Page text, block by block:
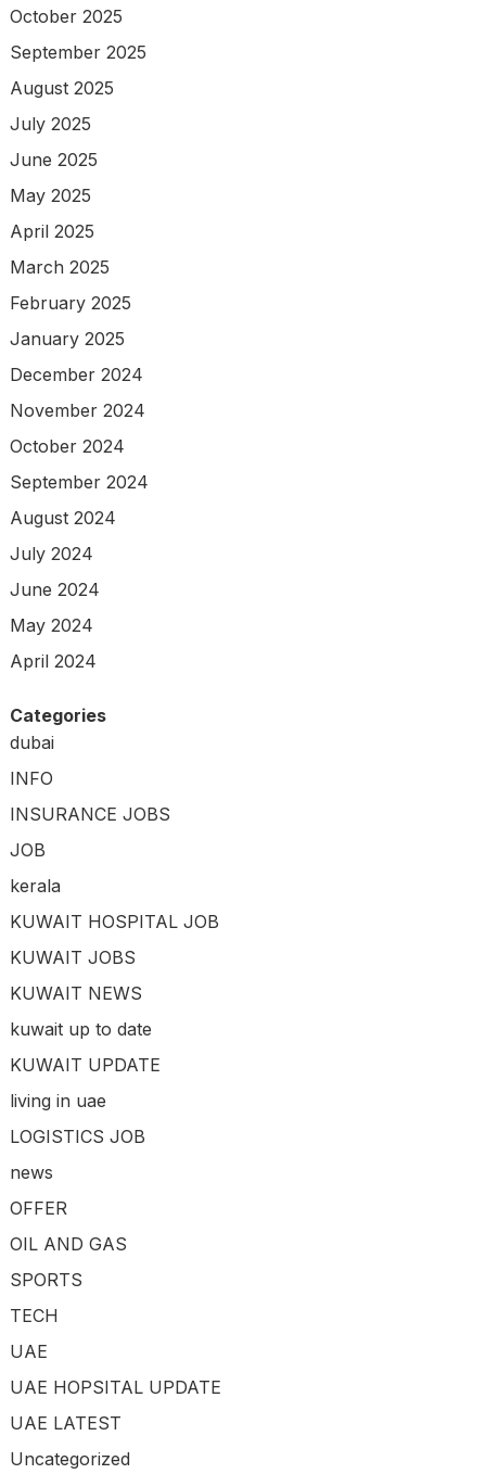
October 2025
September 2025
August 2025
July 2025
June 2025
May 2025
April 2025
March 2025
February 2025
January 2025
December 2024
November 2024
October 2024
September 2024
August 2024
July 2024
June 2024
May 2024
April 2024
Categories
dubai
INFO
INSURANCE JOBS
JOB
kerala
KUWAIT HOSPITAL JOB
KUWAIT JOBS
KUWAIT NEWS
kuwait up to date
KUWAIT UPDATE
living in uae
LOGISTICS JOB
news
OFFER
OIL AND GAS
SPORTS
TECH
UAE
UAE HOPSITAL UPDATE
UAE LATEST
Uncategorized